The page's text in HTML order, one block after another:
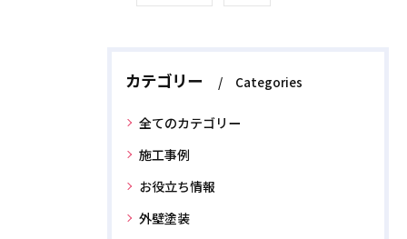
カテゴリー Categories
全てのカテゴリー
施工事例
お役立ち情報
外壁塗装